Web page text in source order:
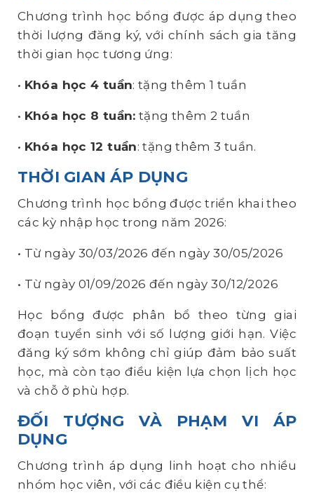
Chương trình học bổng được áp dụng theo
thời lượng đăng ký, với chính sách gia tăng
thời gian học tương ứng:
• Khóa học 4 tuần: tặng thêm 1 tuần
• Khóa học 8 tuần: tặng thêm 2 tuần
• Khóa học 12 tuần: tặng thêm 3 tuần.
THỜI GIAN ÁP DỤNG
Chương trình học bổng được triển khai theo
các kỳ nhập học trong năm 2026:
• Từ ngày 30/03/2026 đến ngày 30/05/2026
• Từ ngày 01/09/2026 đến ngày 30/12/2026
Học bổng được phân bổ theo từng giai
đoạn tuyển sinh với số lượng giới hạn. Việc
đăng ký sớm không chỉ giúp đảm bảo suất
học, mà còn tạo điều kiện lựa chọn lịch học
và chỗ ở phù hợp.
ĐỐI TƯỢNG VÀ PHẠM VI ÁP
DỤNG
Chương trình áp dụng linh hoạt cho nhiều
nhóm học viên, với các điều kiện cụ thể: